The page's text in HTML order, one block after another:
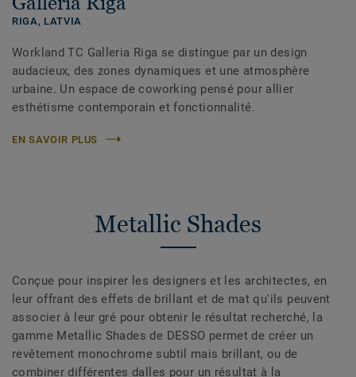
RIGA, LATVIA
Workland TC Galleria Riga se distingue par un design
audacieux, des zones dynamiques et une atmosphère
urbaine. Un espace de coworking pensé pour allier
esthétisme contemporain et fonctionnalité.
EN SAVOIR PLUS
Metallic Shades
Conçue pour inspirer les designers et les architectes, en
leur offrant des effets de brillant et de mat qu'ils peuvent
associer à leur gré pour obtenir le résultat recherché, la
gamme Metallic Shades de DESSO permet de créer un
revêtement monochrome subtil mais brillant, ou de
combiner différentes dalles pour un résultat à la